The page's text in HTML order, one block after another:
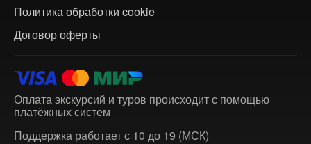
Политика обработки cookie
Договор оферты
Оплата экскурсий и туров происходит с помощью
платёжных систем
Поддержка работает с 10 до 19 (МСК)